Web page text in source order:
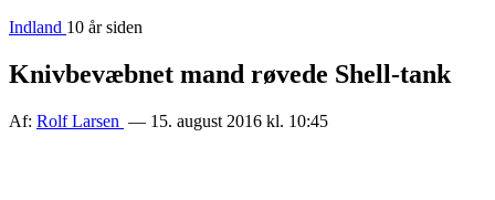
Indland 10 år siden
Knivbevæbnet mand røvede Shell-tank
Af: Rolf Larsen — 15. august 2016 kl. 10:45